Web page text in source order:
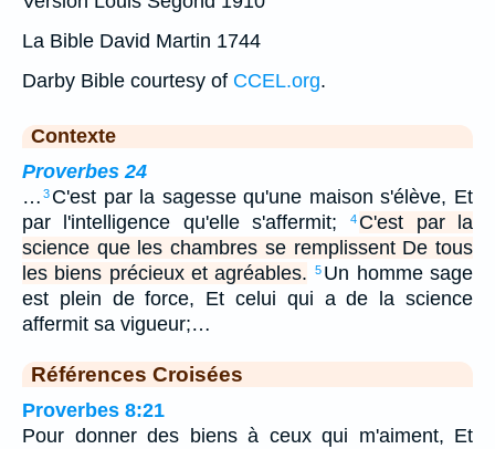
La Bible David Martin 1744
Darby Bible courtesy of CCEL.org.
Contexte
Proverbes 24
… 3 C'est par la sagesse qu'une maison s'élève, Et
par l'intelligence qu'elle s'affermit;
4 C'est par la
science que les chambres se remplissent De tous
les biens précieux et agréables.
5 Un homme sage
est plein de force, Et celui qui a de la science
affermit sa vigueur;…
Références Croisées
Proverbes 8:21
Pour donner des biens à ceux qui m'aiment, Et